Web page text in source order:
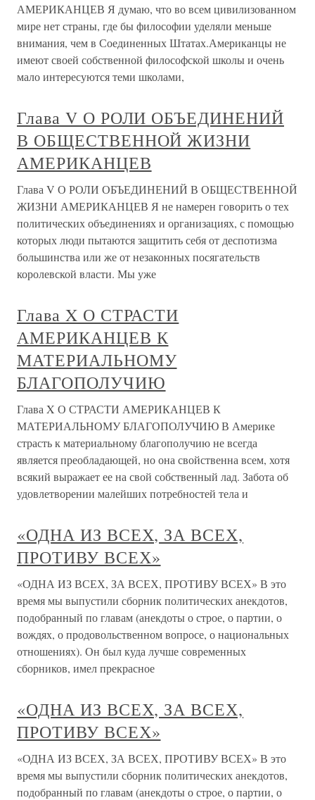
АМЕРИКАНЦЕВ Я думаю, что во всем цивилизованном
мире нет страны, где бы философии уделяли меньше
внимания, чем в Соединенных Штатах.Американцы не
имеют своей собственной философской школы и очень
мало интересуются теми школами,
Глава V О РОЛИ ОБЪЕДИНЕНИЙ
В ОБЩЕСТВЕННОЙ ЖИЗНИ
АМЕРИКАНЦЕВ
Глава V О РОЛИ ОБЪЕДИНЕНИЙ В ОБЩЕСТВЕННОЙ
ЖИЗНИ АМЕРИКАНЦЕВ Я не намерен говорить о тех
политических объединениях и организациях, с помощью
которых люди пытаются защитить себя от деспотизма
большинства или же от незаконных посягательств
королевской власти. Мы уже
Глава X О СТРАСТИ
АМЕРИКАНЦЕВ К
МАТЕРИАЛЬНОМУ
БЛАГОПОЛУЧИЮ
Глава X О СТРАСТИ АМЕРИКАНЦЕВ К
МАТЕРИАЛЬНОМУ БЛАГОПОЛУЧИЮ В Америке
страсть к материальному благополучию не всегда
является преобладающей, но она свойственна всем, хотя
всякий выражает ее на свой собственный лад. Забота об
удовлетворении малейших потребностей тела и
«ОДНА ИЗ ВСЕХ, ЗА ВСЕХ,
ПРОТИВУ ВСЕХ»
«ОДНА ИЗ ВСЕХ, ЗА ВСЕХ, ПРОТИВУ ВСЕХ» В это
время мы выпустили сборник политических анекдотов,
подобранный по главам (анекдоты о строе, о партии, о
вождях, о продовольственном вопросе, о национальных
отношениях). Он был куда лучше современных
сборников, имел прекрасное
«ОДНА ИЗ ВСЕХ, ЗА ВСЕХ,
ПРОТИВУ ВСЕХ»
«ОДНА ИЗ ВСЕХ, ЗА ВСЕХ, ПРОТИВУ ВСЕХ» В это
время мы выпустили сборник политических анекдотов,
подобранный по главам (анекдоты о строе, о партии, о